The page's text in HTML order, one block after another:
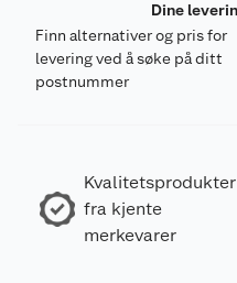
Dine
Finn alternativer og pris for
levering ved å søke på ditt
postnummer
Kvalitetsprodukter
fra kjente
merkevarer